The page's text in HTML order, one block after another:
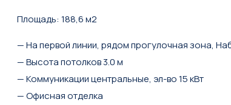
Площадь: 188,6 м2
— На первой линии, рядом прогулочная зона,
— Высота потолков 3.0 м
— Коммуникации центральные, эл-во 15 кВт
— Офисная отделка